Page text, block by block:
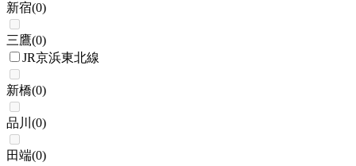
新宿(0)
三鷹(0)
JR京浜東北線
新橋(0)
品川 (0)
田端(0)